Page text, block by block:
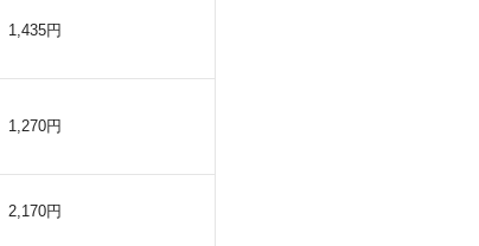
1,435円
1,270円
2,170円